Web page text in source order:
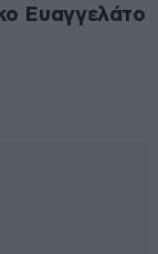
Ευαγγελάτο